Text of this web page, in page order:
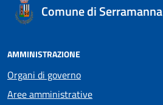
Comune di Serramanna
AMMINISTRAZIONE
Organi di governo
Aree amministrative